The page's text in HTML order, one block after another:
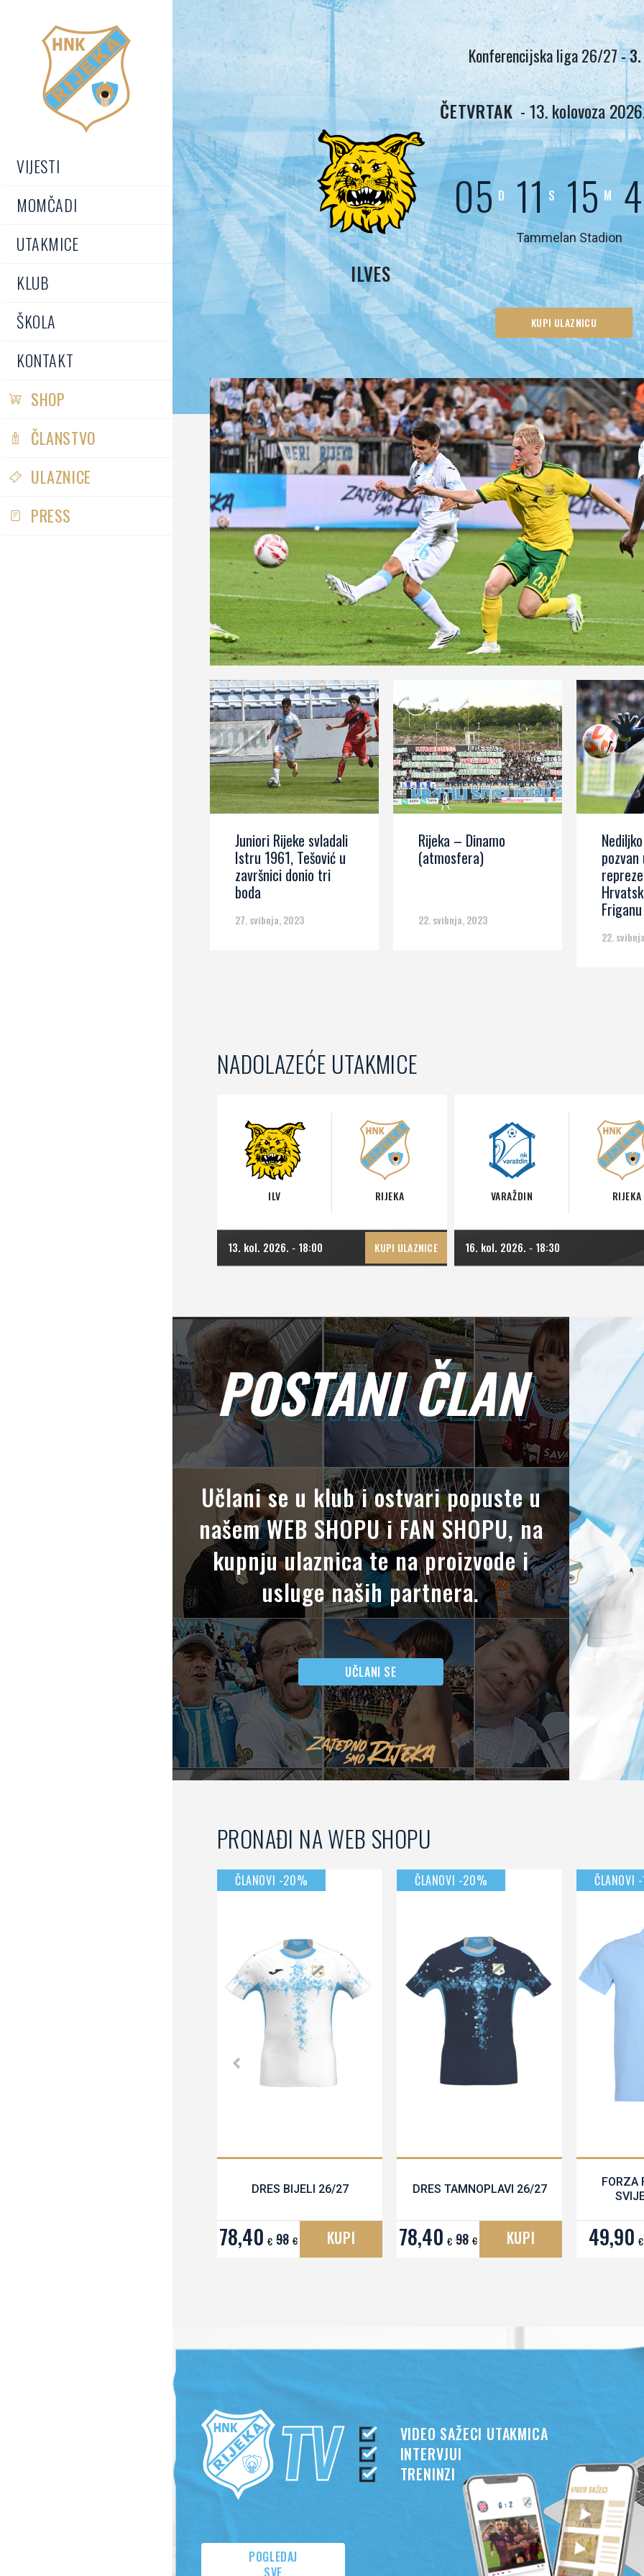
VIJESTI
MOMČADI
UTAKMICE
KLUB
ŠKOLA
KONTAKT
SHOP
ČLANSTVO
ULAZNICE
PRESS
Konferencijska liga 26/27-
ČETVRTAK - 13. kolovoza
ILVES
05 D 11 S 15 M
Tammelan Stadion
KUPI ULAZNICU
Juniori Rijeke svladali
Istru 1961, Tešović u
završnici donio tri
boda
Rijeka – Dinamo
Nediljko
pozvan
Friganu
NADOLAZEĆE UTAKMICE
13. kol. 2026.-18:00 KUPI ULAZNICE 16. kol. 2026.-18:30
POSTANI ČLAN
POSTANI ČLAN
Učlani se u klub i ostvari popuste u
našem WEB SHOPU i FAN SHOPU, na
kupnju ulaznica te na proizvode i
usluge naših partnera.
UČLANI SE
PRONAĐI NA WEB SHOPU
78,40 KUPI 78,40 KUPI
FORZA
49,90
VIDEO SAŽECI UTAKMICA
INTERVJUI